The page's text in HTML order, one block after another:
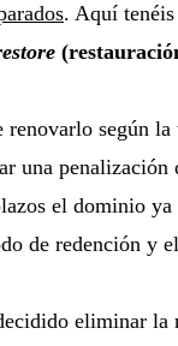
. Aquí
según
una
el dominio
de redención y
eliminar